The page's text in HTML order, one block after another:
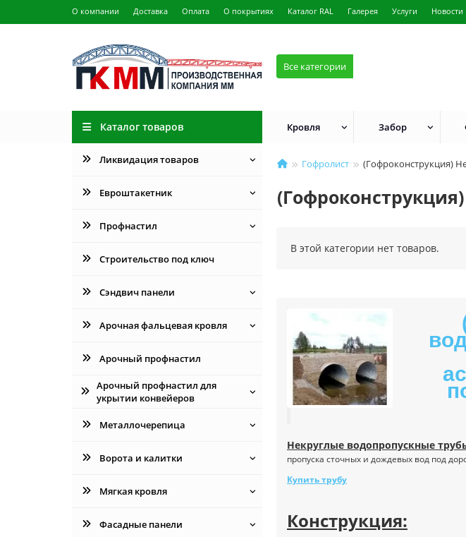
О компании Доставка Оплата О покрытиях Каталог RAL Галерея Услуги Новости
Все категории
Каталог товаров
Ликвидация товаров
Евроштакетник
Профнастил
Строительство под ключ
Сэндвич панели
Арочная фальцевая кровля
Арочный профнастил
Арочный профнастил для
укрытии конвейеров
Металлочерепица
Ворота и калитки
Мягкая кровля
Фасадные панели
Кровля Забор
Гофролист (Гофроконструкция)
В этой категории нет товаров.
Некруглые водопропускные
пропуска сточных и дождевых вод под
Купить трубу
Конструкция: